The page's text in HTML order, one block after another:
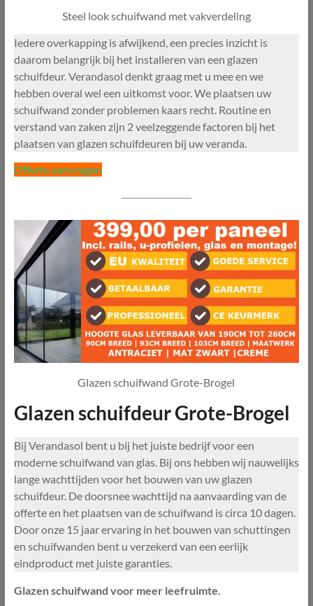
Steel look schuifwand met vakverdeling
Iedere overkapping is afwijkend, een precies inzicht is
daarom belangrijk bij het installeren van een glazen
schuifdeur. Verandasol denkt graag met u mee en we
hebben overal wel een uitkomst voor. We plaatsen uw
schuifwand zonder problemen kaars recht. Routine en
verstand van zaken zijn 2 veelzeggende factoren bij het
plaatsen van glazen schuifdeuren bij uw veranda.
Offerte aanvragen
Glazen schuifwand Grote-Brogel
Glazen schuifdeur Grote-Brogel
Bij Verandasol bent u bij het juiste bedrijf voor een
moderne schuifwand van glas. Bij ons hebben wij nauwelijks
lange wachttijden voor het bouwen van uw glazen
schuifdeur. De doorsnee wachttijd na aanvaarding van de
offerte en het plaatsen van de schuifwand is circa 10 dagen.
Door onze 15 jaar ervaring in het bouwen van schuttingen
en schuifwanden bent u verzekerd van een eerlijk
eindproduct met juiste garanties.
Glazen schuifwand voor meer leefruimte.